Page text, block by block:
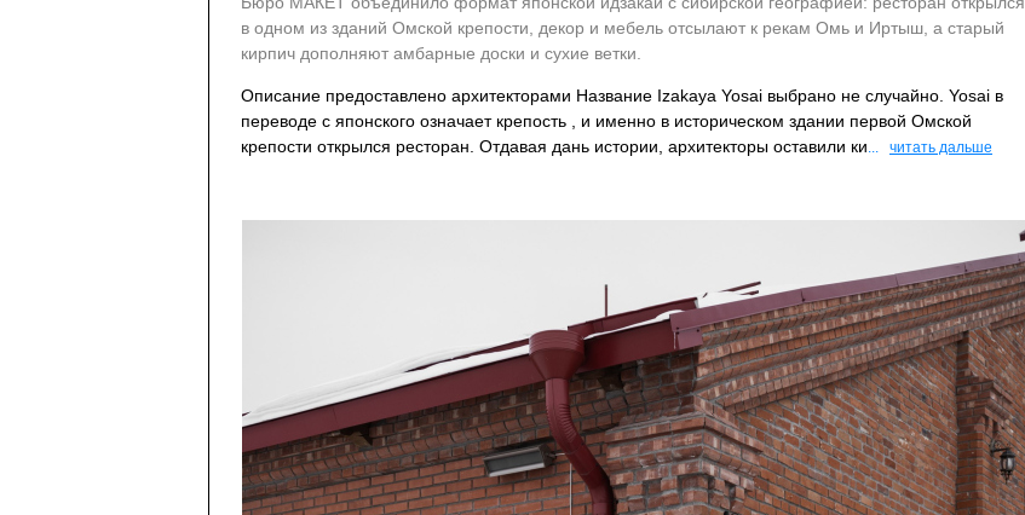
в одном из зданий Омской крепости, декор и мебель отсылают к рекам Омь и Иртыш, а старый
кирпич дополняют амбарные доски и сухие ветки.
Описание предоставлено архитекторами Название Izakaya Yosai выбрано не случайно. Yosai в
переводе с японского означает крепость , и именно в историческом здании первой Омской
крепости открылся ресторан. Отдавая дань истории, архитекторы оставили ки... читать дальше